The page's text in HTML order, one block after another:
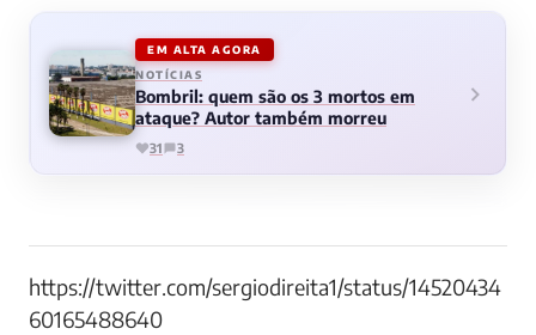
EM ALTA AGORA
NOTÍCIAS
Bombril: quem são os 3 mortos em
ataque? Autor também morreu
31 3
https://twitter.com/sergiodireita1/status/14520434
60165488640